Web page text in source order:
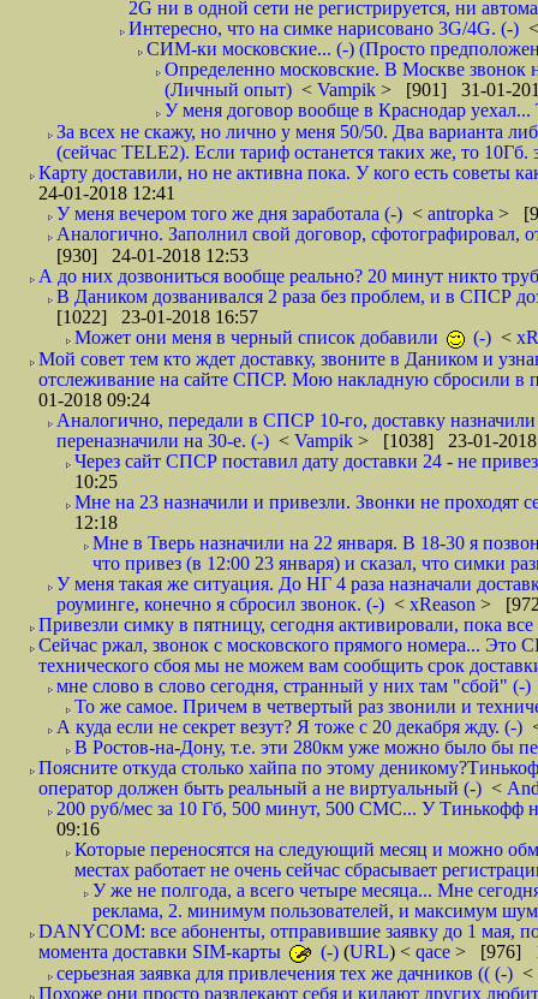
2G ни в одной сети не регистрируется, ни
Интересно, что на симке нарисовано 3G/4G. (-)
СИМ-ки московские... (-) (Просто
Определенно московские. В Москве звонок
(Личный опыт) < Vampik > [901] 31-01-
У меня договор вообще в Краснодар
За всех не скажу, но лично у меня 50/50. Два варианта
(сейчас TELE2). Если тариф останется таких же, то
Карту доставили, но не активна пока. У кого есть советы
24-01-2018 12:41
У меня вечером того же дня заработала (-) < antropka >
Аналогично. Заполнил свой договор,
[930] 24-01-2018 12:53
А до них дозвониться вообще реально? 20 минут никто
В Даником дозванивался 2 раза без проблем, и в СПСР
[1022] 23-01-2018 16:57
Может они меня в черный список добавили
(-) <
Мой совет тем кто ждет доставку, звоните в Даником и
отслеживание на сайте СПСР. Мою накладную сбросили
01-2018 09:24
Аналогично, передали в СПСР 10-го, доставку
переназначили на 30-е. (-) < Vampik > [1038] 23-01-2018
Через сайт СПСР поставил дату доставки 24 - не
10:25
Мне на 23 назначили и привезли. Звонки не
12:18
Мне в Тверь назначили на 22 января. В 18-30 я
что привез (в 12:00 23 января) и сказал, что симки
У меня такая же ситуация. До НГ 4 раза назначали
роуминге, конечно я сбросил звонок. (-) < xReason >
Привезли симку в пятницу, сегодня активировали, пока
Сейчас ржал, звонок с московского прямого номера... Это
технического сбоя мы не можем вам сообщить срок
мне слово в слово сегодня, странный у них там "сбой" (-)
То же самое. Причем в четвертый раз звонили и
А куда если не секрет везут? Я тоже с 20 декабря жду. (-)
В Ростов-на-Дону, т.е. эти 280км уже можно было бы
Поясните откуда столько хайпа по этому
оператор должен быть реальный а не виртуальный (-) <
200 руб/мес за 10 Гб, 500 минут, 500 СМС... У Тинькофф
09:16
Которые переносятся на следующий месяц и можно
местах работает не очень сейчас сбрасывает
У же не полгода, а всего четыре месяца... Мне
реклама, 2. минимум пользователей, и максимум
DANYCOM: все абоненты, отправившие заявку до 1 мая,
момента доставки SIM-карты
(-) (URL) < qace > [976]
серьезная заявка для привлечения тех же дачников (( (-) <
Похоже они просто развлекают себя и кидают других